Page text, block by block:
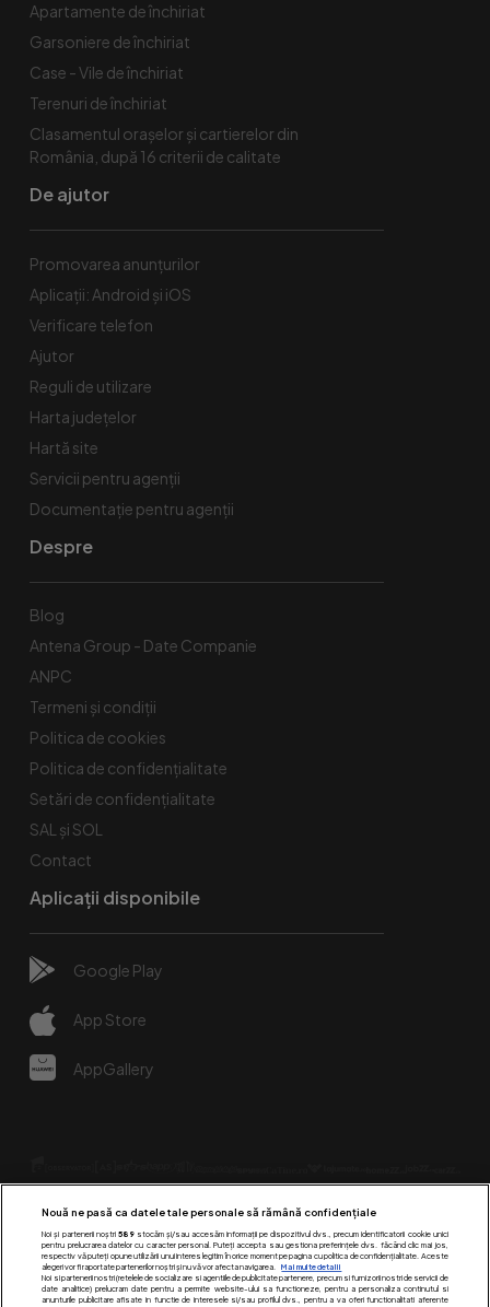
Apartamente de închiriat
Garsoniere de închiriat
Case - Vile de închiriat
Terenuri de închiriat
Clasamentul orașelor și cartierelor din
România, după 16 criterii de calitate
De ajutor
Promovarea anunțurilor
Aplicații: Android și iOS
Verificare telefon
Ajutor
Reguli de utilizare
Harta județelor
Hartă site
Servicii pentru agenții
Documentație pentru agenții
Despre
Blog
Antena Group - Date Companie
ANPC
Termeni și condiții
Politica de cookies
Politica de confidențialitate
Setări de confidențialitate
SAL și SOL
Contact
Aplicații disponibile
Google Play
App Store
AppGallery
Urmărește-ne pe:
Nouă ne pasă ca datele tale personale să rămână confidențiale
Noi și partenerii noștri 589stocăm și/sau accesăm informații pe dispozitivul dvs., precum identificatorii cookie unici
pentru prelucrarea datelor cu caracter personal. Puteți accepta sau gestiona preferințele dvs. făcând clic mai jos,
respectiv vă puteți opune utilizării unui interes legitim în orice moment pe pagina cu politica de confidențialitate. Aceste
alegeri vor fi raportate partenerilor noștri și nu vă vor afecta navigarea.
Mai multe detalii
Noi si partenerii nostri (retelele de socializare si agentiile de publicitate partenere, precum si furnizorii nostri de servicii de
date analitice) prelucram date pentru a permite website-ului sa functioneze, pentru a personaliza continutul si
anunturile publicitare afisate in functie de interesele si/sau profilul dvs., pentru a va oferi functionalitati aferente